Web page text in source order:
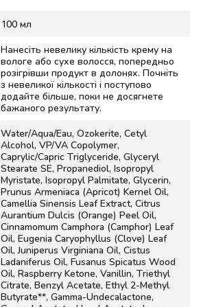
100 мл
Нанесіть невелику кількість крему на
вологе або сухе волосся, попередньо
розігрівши продукт в долонях. Почніть
з невеликої кількості і поступово
додайте більше, поки не досягнете
бажаного результату.
Water/Aqua/Eau, Ozokerite, Cetyl
Alcohol, VP/VA Copolymer,
Caprylic/Capric Triglyceride, Glyceryl
Stearate SE, Propanediol, Isopropyl
Myristate, Isopropyl Palmitate, Glycerin,
Prunus Armeniaca (Apricot) Kernel Oil,
Camellia Sinensis Leaf Extract, Citrus
Aurantium Dulcis (Orange) Peel Oil,
Cinnamomum Camphora (Camphor) Leaf
Oil, Eugenia Caryophyllus (Clove) Leaf
Oil, Juniperus Virginiana Oil, Cistus
Ladaniferus Oil, Fusanus Spicatus Wood
Oil, Raspberry Ketone, Vanillin, Triethyl
Citrate, Benzyl Acetate, Ethyl 2-Methyl
Butyrate**, Gamma-Undecalactone,